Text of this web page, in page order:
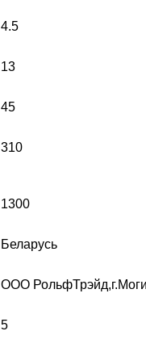
4.5
13
45
310
1300
Беларусь
ООО
5